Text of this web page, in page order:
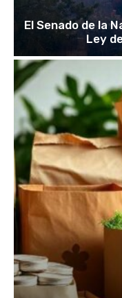
El Senado de la
Ley